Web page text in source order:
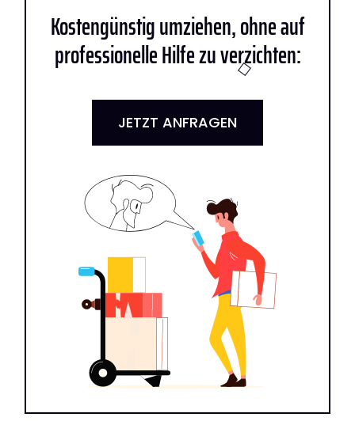
Kostengünstig umziehen, ohne auf
professionelle Hilfe zu verzichten:
JETZT ANFRAGEN